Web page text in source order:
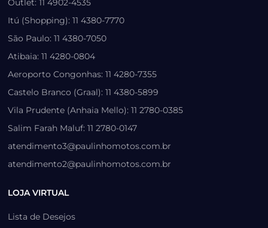
Outlet: 11 4902-4535
Itú (Shopping): 11 4380-7770
São Paulo: 11 4380-7050
Atibaia: 11 4280-0804
Aeroporto Congonhas: 11 4280-7355
Castelo Branco (Graal): 11 4380-5899
Vila Prudente (Anhaia Mello): 11 2780-0385
Salim Farah Maluf: 11 2780-0147
atendimento3@paulinhomotos.com.br
atendimento2@paulinhomotos.com.br
LOJA VIRTUAL
Lista de Desejos